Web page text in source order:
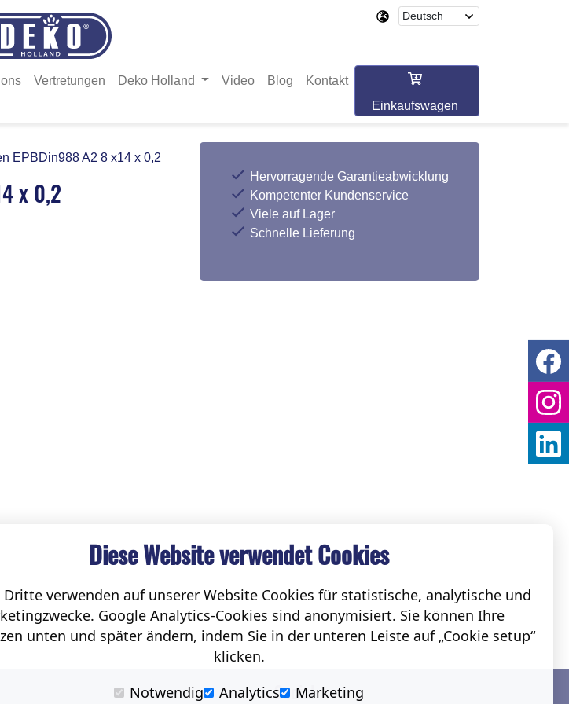
Vertretungen Deko Holland Video Blog
Kontakt
Einkaufswagen
EPBDin988 A2 8 x14 x 0,2
x 0,2
Hervorragende Garantieabwicklung
Kompetenter Kundenservice
Viele auf Lager
Schnelle Lieferung
Social
Diese Website verwendet Cookies
verwenden auf unserer Website Cookies für statistische, analytische und
Google Analytics-Cookies sind anonymisiert. Sie können Ihre
unten und später ändern, indem Sie in der unteren Leiste auf „Cookie setup“
klicken.
Notwendig
Analytics Marketing